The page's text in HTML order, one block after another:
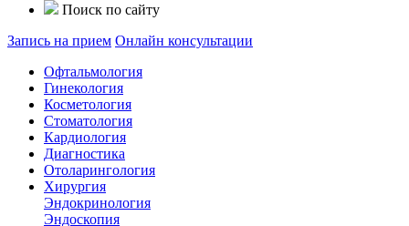
Поиск по сайту
Запись на прием Онлайн консультации
Офтальмология
Гинекология
Косметология
Стоматология
Кардиология
Диагностика
Отоларингология
Хирургия
Эндокринология
Эндоскопия